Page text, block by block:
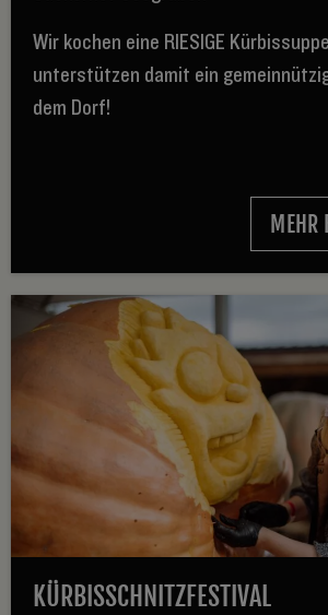
Wir kochen eine RIESIGE
unterstützen damit ein
dem Dorf!
MEHR
KÜRBISSCHNITZFESTIVAL